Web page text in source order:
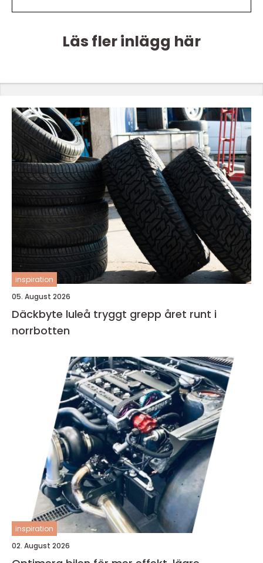
Läs fler inlägg här
inspiration
05. August 2026
Däckbyte luleå tryggt grepp året runt i
norrbotten
inspiration
02. August 2026